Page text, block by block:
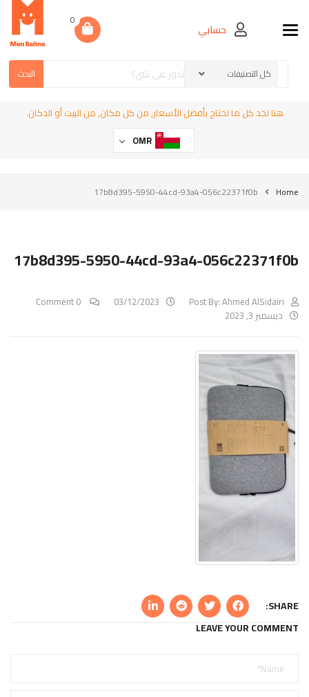
Toggle navigationحسابي
0
البحث
هنا تجد كل ما تحتاج بأفضل الأسعار, من كل مكان, من البيت أو الدكان.
OMR
Home
17b8d395-5950-44cd-93a4-056c22371f0b
17b8d395-5950-44cd-93a4-056c22371f0b
Post By:Ahmed AlSidairi
03/12/2023
ديسمبر 3, 2023
SHARE:
LEAVE YOUR COMMENT